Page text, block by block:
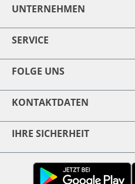
UNTERNEHMEN
SERVICE
FOLGE UNS
KONTAKTDATEN
IHRE SICHERHEIT